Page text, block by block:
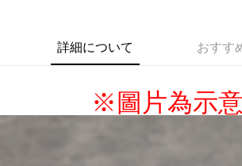
(不開放使用，請勿選取）
詳細について おすす
※圖片為示意